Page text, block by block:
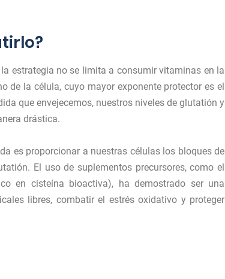
estrategia no se limita a consumir vitaminas en la
de la célula, cuyo mayor exponente protector es el
que envejecemos, nuestros niveles de glutatión y
drástica.
es proporcionar a nuestras células los bloques de
El uso de suplementos precursores, como el
en cisteína bioactiva), ha demostrado ser una
libres, combatir el estrés oxidativo y proteger